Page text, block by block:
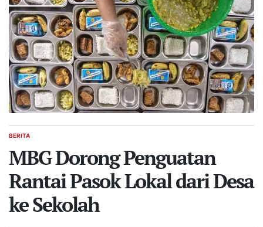
POSTED
BERITA
MBG Dorong Penguatan
Rantai Pasok Lokal dari Desa
ke Sekolah